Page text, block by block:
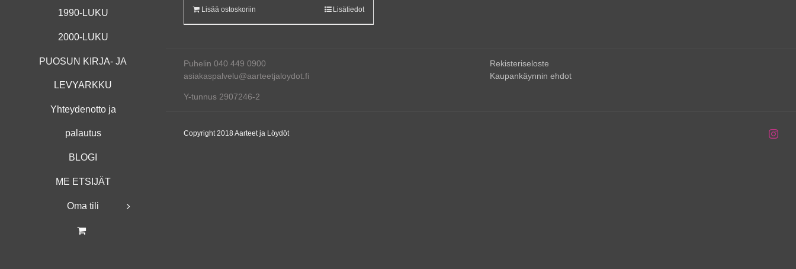
1990-LUKU
2000-LUKU
PUOSUN KIRJA- JA
LEVYARKKU
Yhteydenotto ja
palautus
BLOGI
ME ETSIJÄT
Oma tili
Lisää ostoskoriin Lisätiedot
Puhelin 040 449 0900
asiakaspalvelu@aarteetjaloydot.fi
Y-tunnus 2907246-2
Rekisteriseloste
Kaupankäynnin ehdot
Copyright 2018 Aarteet ja Löydöt